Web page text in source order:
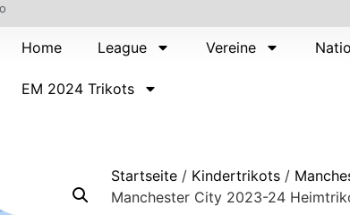
Home League Vereine
EM 2024 Trikots
Startseite / Kindertrikots /
Manchester City 2023-24